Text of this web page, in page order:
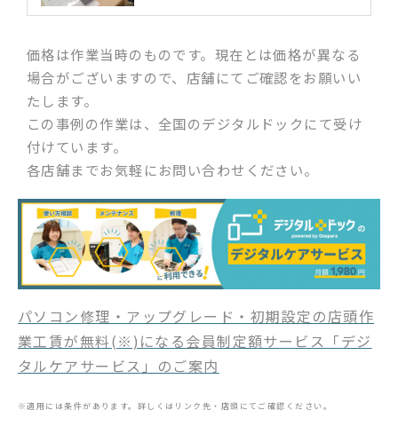
価格は作業当時のものです。現在とは価格が異なる
場合がございますので、店舗にてご確認をお願いい
たします。
この事例の作業は、全国のデジタルドックにて受け
付けています。
各店舗までお気軽にお問い合わせください。
パソコン修理・アップグレード・初期設定の店頭作
業工賃が無料(※)になる会員制定額サービス「デジ
タルケアサービス」のご案内
※適用には条件があります。詳しくはリンク先・店頭にてご確認ください。